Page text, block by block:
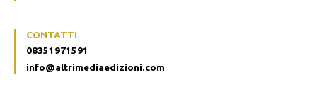
CONTATTI
08351971591
info@altrimediaedizioni.com